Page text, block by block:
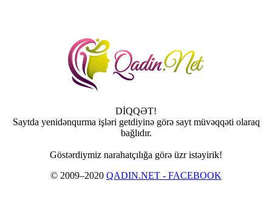
DİQQƏT!
Saytda yenidənqurma işləri getdiyinə görə sayt müvəqqəti olaraq
bağlıdır.
Göstərdiymiz narahatçılığa görə üzr istəyirik!
© 2009–2020 QADIN.NET - FACEBOOK